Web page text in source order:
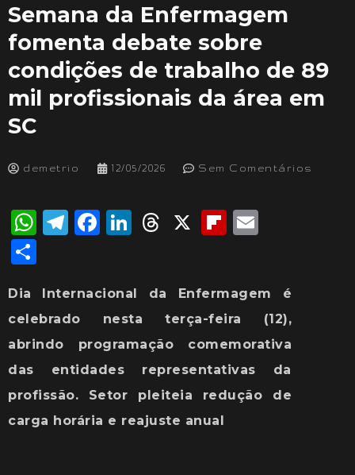
Semana da Enfermagem
fomenta debate sobre
condições de trabalho de 89
mil profissionais da área em
SC
demetrio 12/05/2026 Sem Comentários
WhatsApp
Telegram
Facebook
LinkedIn
Threads
X Flipboard
Dia Internacional da Enfermagem é
celebrado nesta terça-feira (12),
abrindo programação comemorativa
das entidades representativas da
profissão. Setor pleiteia redução de
carga horária e reajuste anual